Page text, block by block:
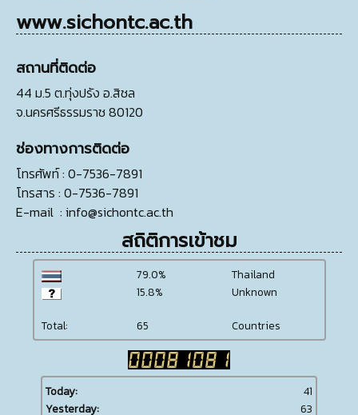
www.sichontc.ac.th
สถานที่ติดต่อ
44 ม.5 ต.ทุ่งปรัง อ.สิชล
จ.นครศรีธรรมราช 80120
ช่องทางการติดต่อ
โทรศัพท์: 0-7536-7891
โทรสาร : 0-7536-7891
E-mail : info@sichontc.ac.th
สถิติการเข้าชม
79.0%
Thailand
15.8%
Unknown
Total: 65 Countries
Today:
41
Yesterday:
63